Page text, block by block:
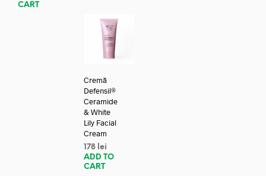
CART
Cremă
Defensil®
Ceramide
& White
Lily Facial
Cream
178 lei
ADD TO
CART